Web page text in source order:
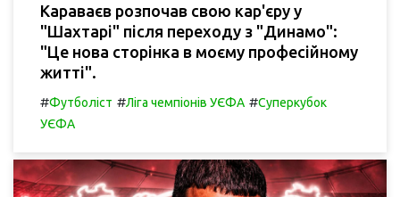
Караваєв розпочав свою кар'єру у
"Шахтарі" після переходу з "Динамо":
"Це нова сторінка в моєму професійному
житті".
#Футболіст #Ліга чемпіонів УЄФА #Суперкубок
УЄФА